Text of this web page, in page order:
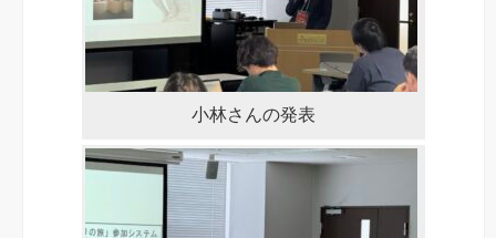
小林さんの発表